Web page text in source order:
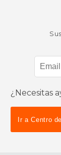
¿Necesitas
Ir a Centro